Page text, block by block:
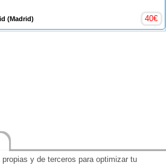
(Madrid) 40€
y de terceros para optimizar tu